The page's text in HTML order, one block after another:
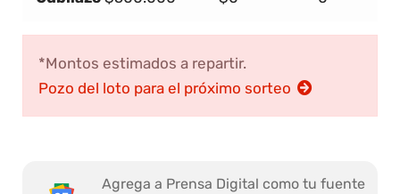
*Montos estimados a repartir.
Pozo del loto para el próximo sorteo
Agrega a Prensa Digital como tu fuente